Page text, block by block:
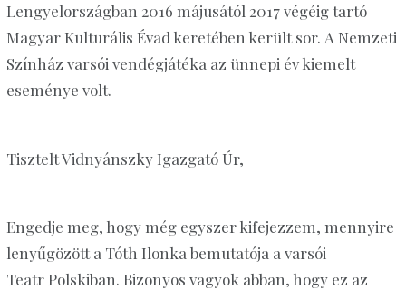
Lengyelországban 2016 májusától 2017 végéig tartó
Magyar Kulturális Évad keretében került sor. A Nemzeti
Színház varsói vendégjátéka az ünnepi év kiemelt
eseménye volt.
Tisztelt Vidnyánszky Igazgató Úr,
Engedje meg, hogy még egyszer kifejezzem, mennyire
lenyűgözött a Tóth Ilonka bemutatója a varsói
Teatr Polskiban. Bizonyos vagyok abban, hogy ez az